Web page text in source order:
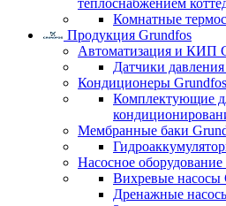
теплоснабжением
Комнатные
Продукция Grundfos
Автоматизация и КИП
Датчики
Кондиционеры Grundfos
Комплектующие
Мембранные баки
Насосное
Вихревые насосы
Дренажные